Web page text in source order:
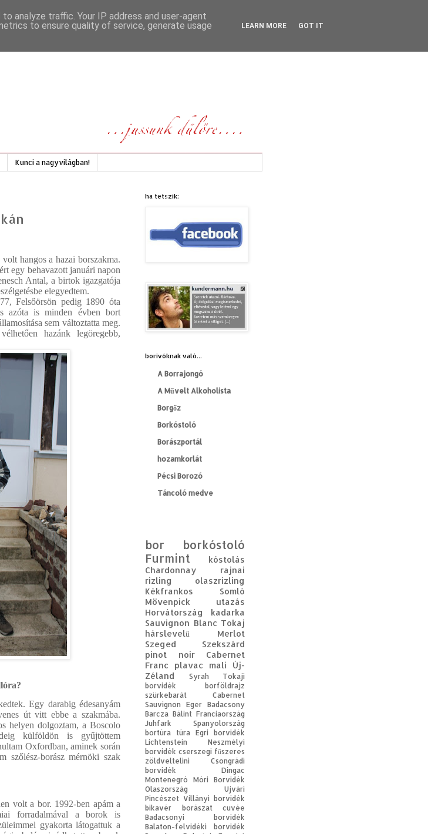
Kunci a nagyvilágban!
hangos a hazai borszakma.
egy behavazott januári napon
Antal, a birtok igazgatója
elegyedtem.
Felsőörsön pedig 1890 óta
azóta is minden évben bort
sem változtatta meg.
hazánk legöregebb,
Egy darabig édesanyám
út vitt ebbe a szakmába.
helyen dolgoztam, a Boscolo
külföldön is gyűjtöttem
Oxfordban, aminek során
szőlész-borász mérnöki szak
volt a bor. 1992-ben apám a
forradalmával a borok is
gyakorta látogattuk a
ha tetszik:
borivóknak való...
A Borrajongó
A Művelt Alkoholista
Borgőz
Borkóstoló
Borászportál
hozamkorlát
Pécsi Borozó
Táncoló medve
bor
borkóstoló
Furmint
kóstolás
Chardonnay
rajnai
rizling
olaszrizling
Kékfrankos
Somló
Mövenpick
utazás
Horvátország
kadarka
Sauvignon Blanc Tokaj
hárslevelű
Merlot
Szeged
Szekszárd
pinot noir
Cabernet
Franc
plavac mali
Új-
Zéland
Syrah
Tokaji
borvidék
borföldrajz
szürkebarát
Cabernet
Sauvignon
Eger Badacsony
Barcza Bálint Franciaország
Juhfark
Spanyolország
bortúra
túra Egri borvidék
Lichtenstein
Neszmélyi
borvidék cserszegi fűszeres
zöldveltelini
Csongrádi
borvidék
Dingac
Montenegró
Móri Borvidék
Olaszország
Ujvári
Pincészet Villányi borvidék
bikavér
borászat
cuvée
Badacsonyi borvidék
Balaton-felvidéki borvidék
analyze traffic. Your IP address and user-agent
to ensure quality of service, generate usage
LEARN MORE GOT IT